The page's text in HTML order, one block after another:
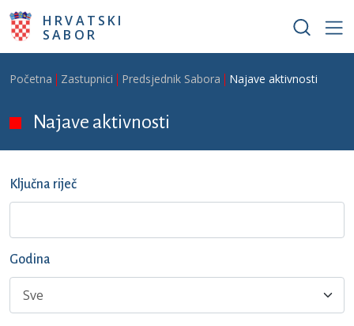
Skoči na glavni sadržaj
HRVATSKI
SABOR
Breadcrumb
Početna Zastupnici Predsjednik Sabora Najave aktivnosti
Najave aktivnosti
Ključna riječ
Godina